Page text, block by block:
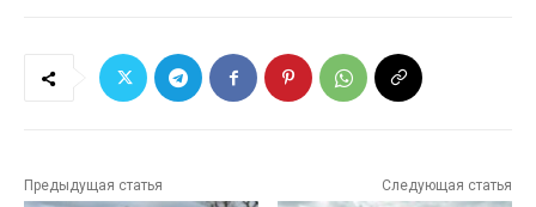
Предыдущая статья Следующая статья